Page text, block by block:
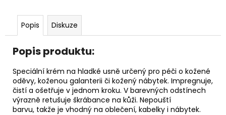
Popis Diskuze
Popis produktu:
Speciální krém na hladké usně určený pro péči o kožené
oděvy, koženou galanterii či kožený nábytek. Impregnuje,
čistí a ošetřuje v jednom kroku. V barevných odstínech
výrazně retušuje škrábance na kůži. Nepouští
barvu, takže je vhodný na oblečení, kabelky i nábytek.
DÁMSKÉ
TANEČNÍ
BOTY
804,
PODPATEK
7CM
4
290
Kč